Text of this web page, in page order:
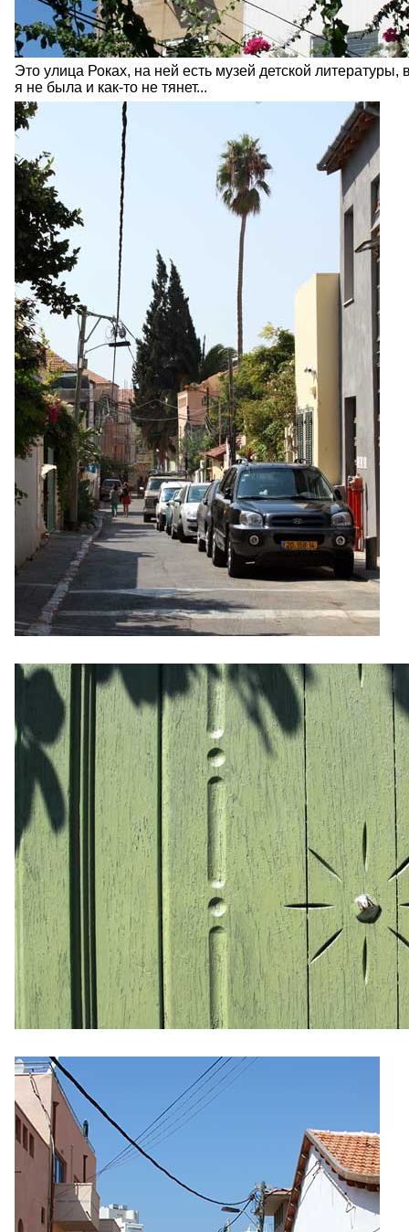
Это улица Роках, на ней есть музей детской литературы,
я не была и как-то не тянет...